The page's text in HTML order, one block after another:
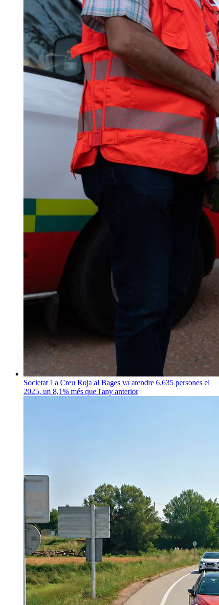
Societat La Creu Roja al Bages va atendre 6.635 persones el
2025, un 8,1% més que l'any anterior